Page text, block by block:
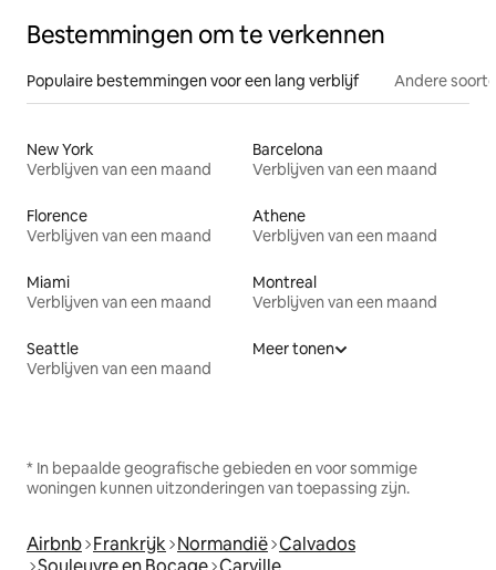
Bestemmingen om te verkennen
Populaire bestemmingen voor een lang verblijf Andere
New York
Verblijven van een maand
Barcelona
Verblijven van een maand
Florence
Verblijven van een maand
Athene
Verblijven van een maand
Miami
Verblijven van een maand
Montreal
Verblijven van een maand
Seattle
Verblijven van een maand
Meer tonen
* In bepaalde geografische gebieden en voor sommige
woningen kunnen uitzonderingen van toepassing zijn.
Airbnb Frankrijk Normandië Calvados